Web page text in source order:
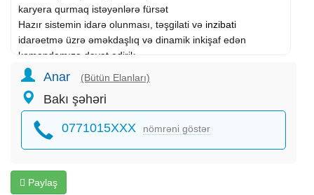
karyera qurmaq istəyənlərə fürsət
Hazır sistemin idarə olunması, təşgilati və inzibati
idarəetmə üzrə əməkdaşlıq və dinamik inkişaf edən
komandamıza dəvət edirik
əlaqə votsap üzərindən
Anar (Bütün Elanları)
Bakı şəhəri
0771015XXX nömrəni göstər
Paylaş